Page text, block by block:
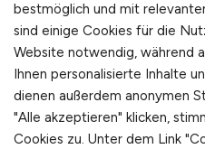
Hohenlohe
Oberschwaben
Sauerland
bestmöglich und mit
sind einige Cookies für die
Website notwendig, während
Ihnen personalisierte Inhalte
dienen außerdem anonymen
"Alle akzeptieren" klicken,
Cookies zu. Unter dem Link